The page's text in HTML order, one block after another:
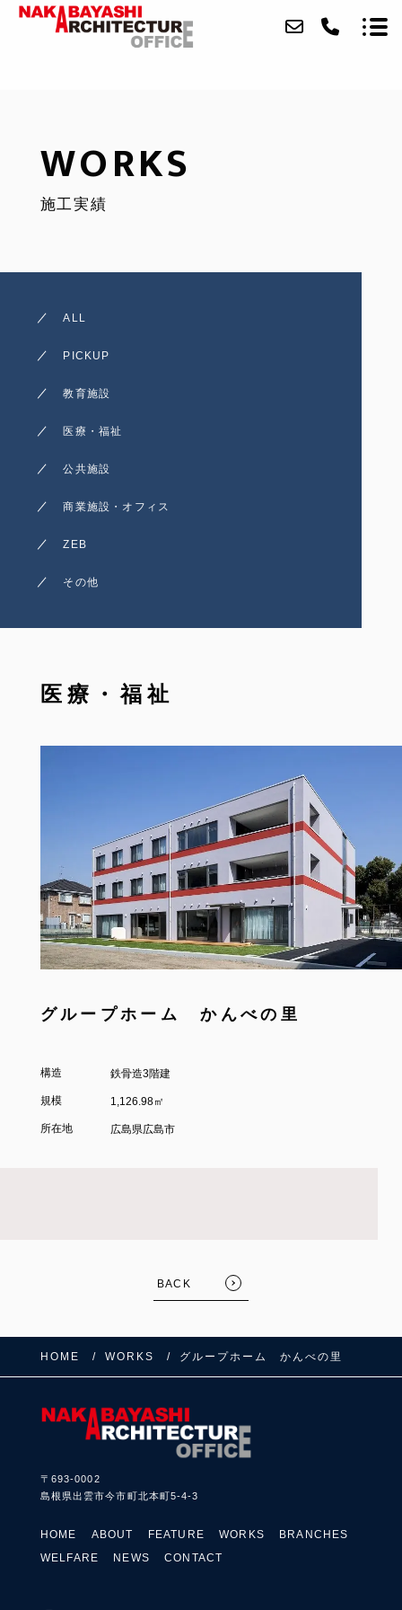
WORKS
施工実績
ALL
PICKUP
教育施設
医療・福祉
公共施設
商業施設・オフィス
ZEB
その他
医療・福祉
グループホーム かんべの里
構造 鉄骨造3階建
規模 1,126.98㎡
所在地 広島県広島市
BACK
HOME WORKS グループホーム かんべの里
〒693-0002
島根県出雲市今市町北本町5-4-3
HOME ABOUT FEATURE WORKS
BRANCHES
WELFARE
NEWS CONTACT